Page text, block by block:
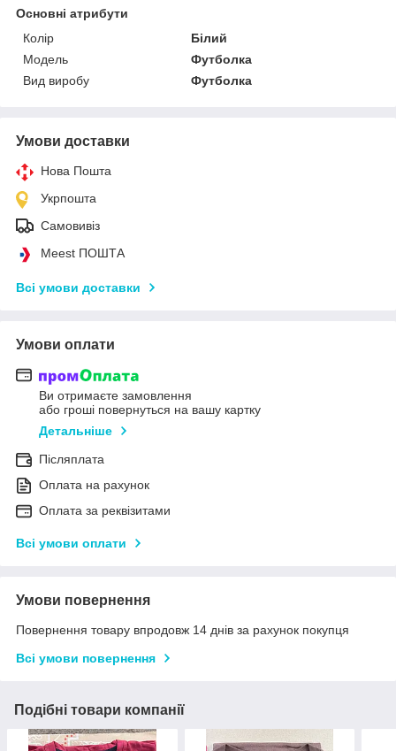
Основні атрибути
Колір
Білий
Модель
Футболка
Вид виробу
Футболка
Умови доставки
Нова Пошта
Укрпошта
Самовивіз
Meest ПОШТА
Всі умови доставки
Умови оплати
Ви отримаєте замовлення
або гроші повернуться на вашу картку
Детальніше
Післяплата
Оплата на рахунок
Оплата за реквізитами
Всі умови оплати
Умови повернення
Повернення товару впродовж 14 днів за рахунок покупця
Всі умови повернення
Подібні товари компанії